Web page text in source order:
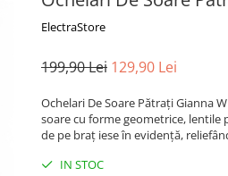
ElectraStore
199,90 Lei 129,90 Lei
Ochelari De Soare Pătrați Gianna
soare cu forme geometrice, lentile
de pe braț iese în evidență,
IN STOC